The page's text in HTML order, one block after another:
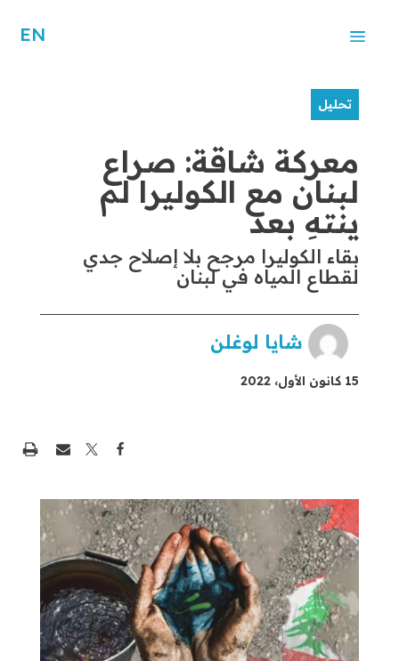
EN
تحليل
معركة شاقة: صراع
لبنان مع الكوليرا لم
ينتهِ بعد
بقاء الكوليرا مرجح بلا إصلاح جدي
لقطاع المياه في لبنان
شايا لوغلن
15 كانون الأول، 2022